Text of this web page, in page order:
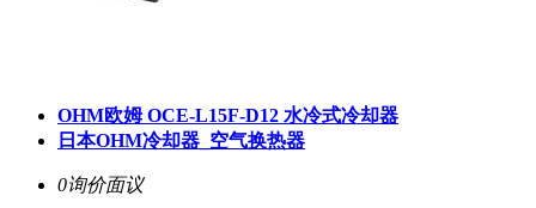
OHM欧姆 OCE-L15F-D12 水冷式冷却器
日本OHM冷却器_空气换热器
0询价面议